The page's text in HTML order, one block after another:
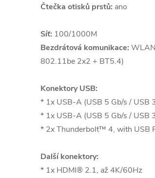
Čtečka otisků prstů: ano
Síť: 100/1000M
Bezdrátová komunikace:
802.11be 2x2 + BT5.4)
Konektory USB:
* 1x USB-A (USB 5 Gb/s / USB
* 1x USB-A (USB 5 Gb/s / USB
* 2x Thunderbolt™ 4, with USB
Další konektory:
* 1x HDMI® 2.1, až 4K/60Hz